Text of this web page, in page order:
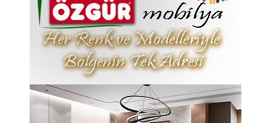
Anasayfa Dutluk
Dutluk Köyü Mevkisinde
Feci Kaza: 3 Yaralı